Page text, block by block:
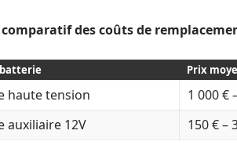
des coûts de
Prix
haute tension 1 000 €
auxiliaire 12V
150 € –